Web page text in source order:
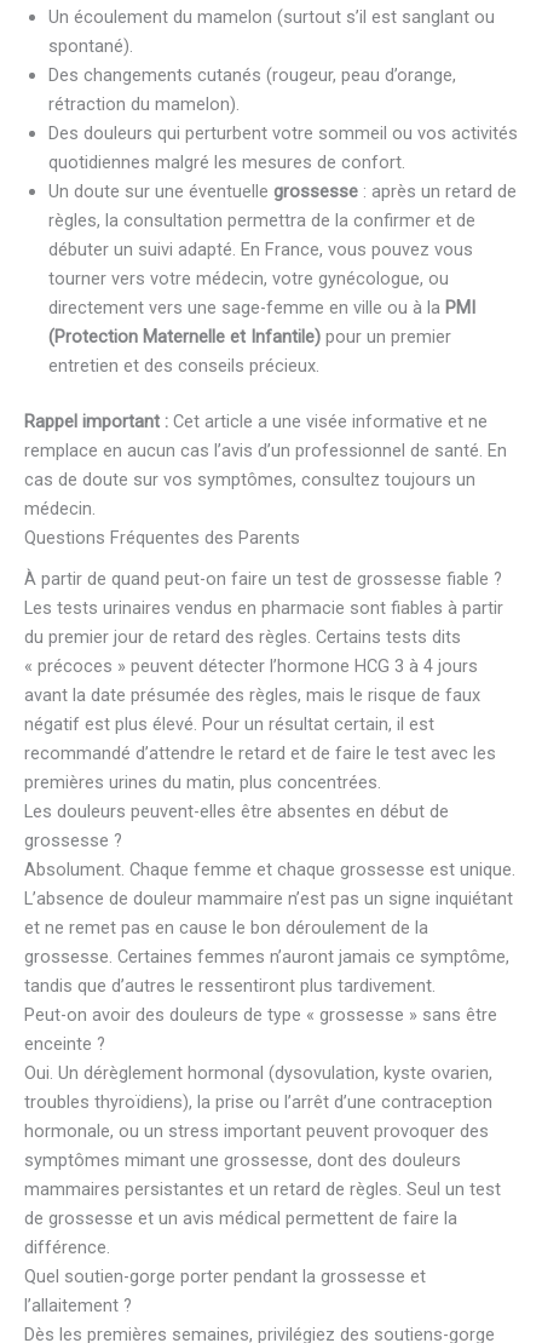
Un écoulement du mamelon (surtout s’il est sanglant ou
spontané).
Des changements cutanés (rougeur, peau d’orange,
rétraction du mamelon).
Des douleurs qui perturbent votre sommeil ou vos activités
quotidiennes malgré les mesures de confort.
Un doute sur une éventuelle grossesse : après un retard de
règles, la consultation permettra de la confirmer et de
débuter un suivi adapté. En France, vous pouvez vous
tourner vers votre médecin, votre gynécologue, ou
directement vers une sage-femme en ville ou à la PMI
(Protection Maternelle et Infantile) pour un premier
entretien et des conseils précieux.
Rappel important : Cet article a une visée informative et ne
remplace en aucun cas l’avis d’un professionnel de santé. En
cas de doute sur vos symptômes, consultez toujours un
médecin.
Questions Fréquentes des Parents
À partir de quand peut-on faire un test de grossesse fiable ?
Les tests urinaires vendus en pharmacie sont fiables à partir
du premier jour de retard des règles. Certains tests dits
« précoces » peuvent détecter l’hormone HCG 3 à 4 jours
avant la date présumée des règles, mais le risque de faux
négatif est plus élevé. Pour un résultat certain, il est
recommandé d’attendre le retard et de faire le test avec les
premières urines du matin, plus concentrées.
Les douleurs peuvent-elles être absentes en début de
grossesse ?
Absolument. Chaque femme et chaque grossesse est unique.
L’absence de douleur mammaire n’est pas un signe inquiétant
et ne remet pas en cause le bon déroulement de la
grossesse. Certaines femmes n’auront jamais ce symptôme,
tandis que d’autres le ressentiront plus tardivement.
Peut-on avoir des douleurs de type « grossesse » sans être
enceinte ?
Oui. Un dérèglement hormonal (dysovulation, kyste ovarien,
troubles thyroïdiens), la prise ou l’arrêt d’une contraception
hormonale, ou un stress important peuvent provoquer des
symptômes mimant une grossesse, dont des douleurs
mammaires persistantes et un retard de règles. Seul un test
de grossesse et un avis médical permettent de faire la
différence.
Quel soutien-gorge porter pendant la grossesse et
l’allaitement ?
Dès les premières semaines, privilégiez des soutiens-gorge